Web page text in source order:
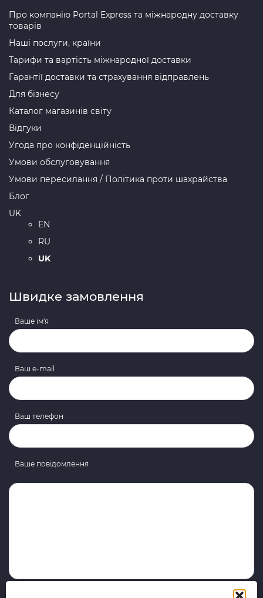
Про компанію Portal Express та міжнародну доставку
товарів
Наші послуги, країни
Тарифи та вартість міжнародної доставки
Гарантії доставки та страхування відправлень
Для бізнесу
Каталог магазинів світу
Відгуки
Угода про конфіденційність
Умови обслуговування
Умови пересилання / Політика проти шахрайства
Блог
UK
EN
RU
UK
Швидке замовлення
Ваше ім'я
Ваш e-mail
Ваш телефон
Ваше повідомлення